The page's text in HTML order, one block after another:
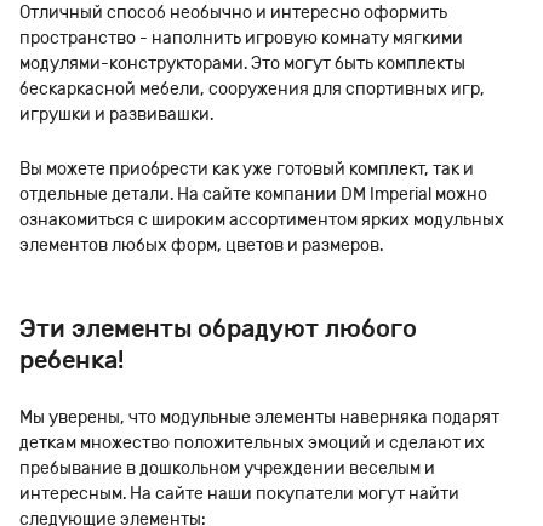
Отличный способ необычно и интересно оформить
пространство - наполнить игровую комнату мягкими
модулями-конструкторами. Это могут быть комплекты
бескаркасной мебели, сооружения для спортивных игр,
игрушки и развивашки.
Вы можете приобрести как уже готовый комплект, так и
отдельные детали. На сайте компании DM Imperial можно
ознакомиться с широким ассортиментом ярких модульных
элементов любых форм, цветов и размеров.
Эти элементы обрадуют любого
ребенка!
Мы уверены, что модульные элементы наверняка подарят
деткам множество положительных эмоций и сделают их
пребывание в дошкольном учреждении веселым и
интересным. На сайте наши покупатели могут найти
следующие элементы: